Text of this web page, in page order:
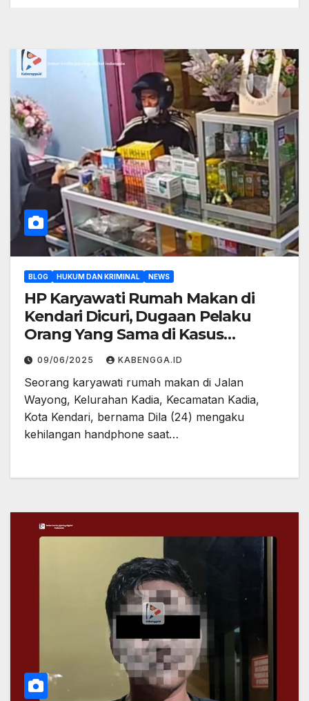
BLOG HUKUM DAN KRIMINAL NEWS
HP Karyawati Rumah Makan di
Kendari Dicuri, Dugaan Pelaku
Orang Yang Sama di Kasus
Penipuan Apotek
09/06/2025 KABENGGA.ID
Seorang karyawati rumah makan di Jalan
Wayong, Kelurahan Kadia, Kecamatan Kadia,
Kota Kendari, bernama Dila (24) mengaku
kehilangan handphone saat…